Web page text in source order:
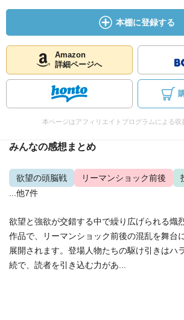
本棚に登録する
Amazon
詳細ページへ
本ページはアフィリエイトプログラムによる収
みんなの感想まとめ
欲望の頭脳戦 リーマンショック前後
...他7件
欲望と強欲が交錯する中で繰り広げられる熾
作品で、リーマンショック前後の混乱を舞台
展開されます。登場人物たちの駆け引きはハ
続で、読者を引き込む力があ...